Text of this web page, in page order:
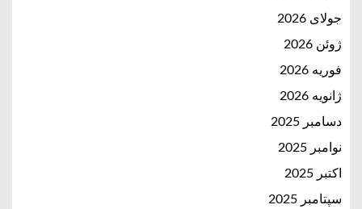
جولای 2026
ژوئن 2026
فوریه 2026
ژانویه 2026
دسامبر 2025
نوامبر 2025
اکتبر 2025
سپتامبر 2025